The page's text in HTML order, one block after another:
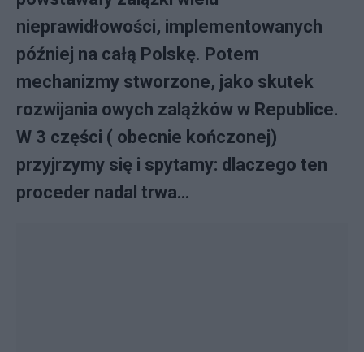
nieprawidłowości, implementowanych
później na całą Polskę. Potem
mechanizmy stworzone, jako skutek
rozwijania owych zalążków w Republice.
W 3 części ( obecnie kończonej)
przyjrzymy się i spytamy: dlaczego ten
proceder nadal trwa…